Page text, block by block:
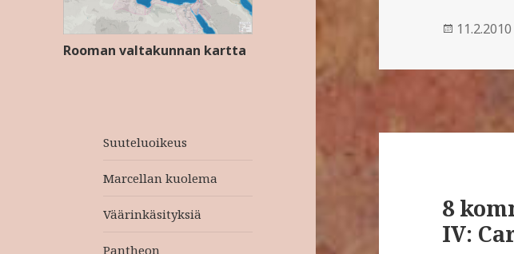
Rooman valtakunnan kartta
Suuteluoikeus
Marcellan kuolema
Väärinkäsityksiä
Pantheon
Julkaistu
11.2.2010
8
IV: